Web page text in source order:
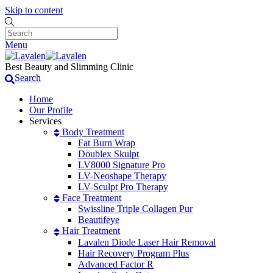
Skip to content
Menu
Best Beauty and Slimming Clinic
Search
Home
Our Profile
Services
Body Treatment
Fat Burn Wrap
Doublex Skulpt
LV8000 Signature Pro
LV-Neoshape Therapy
LV-Sculpt Pro Therapy
Face Treatment
Swissline Triple Collagen Pur
Beautifeye
Hair Treatment
Lavalen Diode Laser Hair Removal
Hair Recovery Program Plus
Advanced Factor R